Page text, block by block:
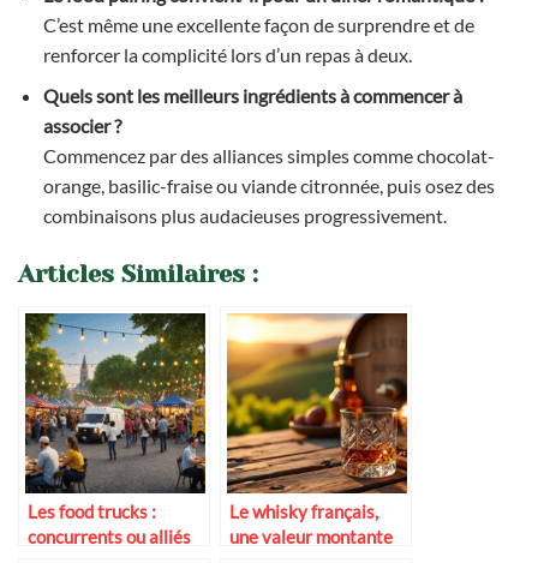
C’est même une excellente façon de surprendre et de
renforcer la complicité lors d’un repas à deux.
Quels sont les meilleurs ingrédients à commencer à
associer ?
Commencez par des alliances simples comme chocolat-
orange, basilic-fraise ou viande citronnée, puis osez des
combinaisons plus audacieuses progressivement.
Articles Similaires :
Les food trucks :
concurrents ou alliés
Le whisky français,
une valeur montante